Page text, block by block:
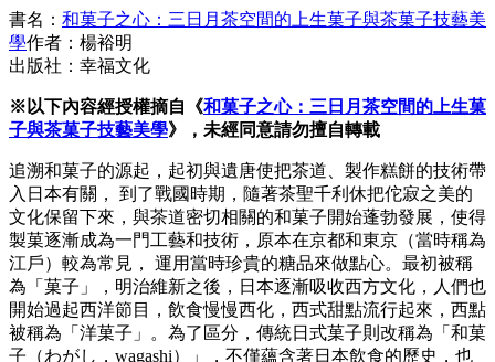
書名： 和菓子之心：三日月茶空間的上生菓子與茶菓子技藝美
學作者：楊裕明
出版社：幸福文化
※以下內容經授權摘自《和菓子之心：三日月茶空間的上生菓
子與茶菓子技藝美學》，未經同意請勿擅自轉載
追溯和菓子的源起，起初與遺唐使把茶道、製作糕餅的技術帶
入日本有關， 到了戰國時期，隨著茶聖千利休把佗寂之美的
文化保留下來，與茶道密切相關的和菓子開始蓬勃發展，使得
製菓逐漸成為一門工藝和技術，原本在京都和東京（當時稱為
江戶）較為常見， 運用當時珍貴的糖品來做點心。最初被稱
為「菓子」，明治維新之後，日本逐漸吸收西方文化，人們也
開始過起西洋節目，飲食慢慢西化，西式甜點流行起來，西點
被稱為「洋菓子」。為了區分，傳統日式菓子則改稱為「和菓
子（わがし，wagashi）」，不僅蘊含著日本飲食的歷史，也